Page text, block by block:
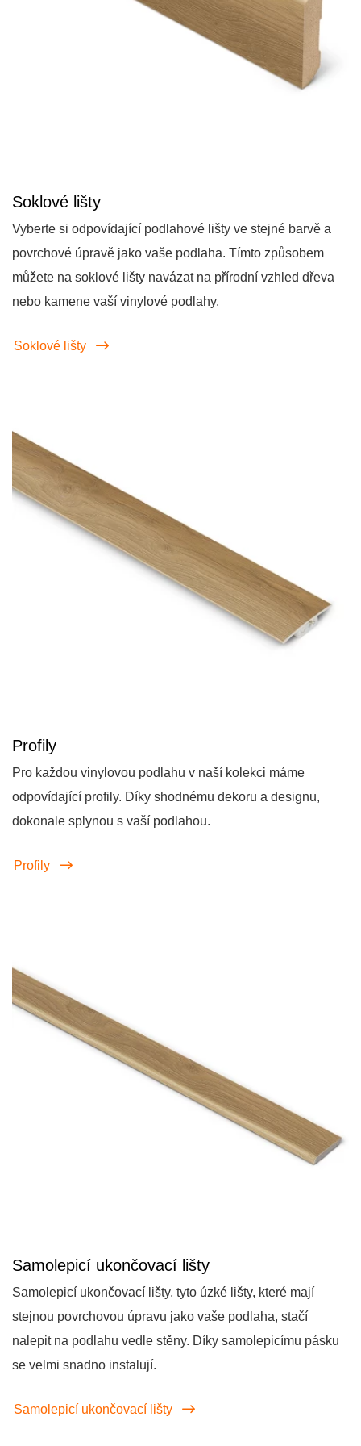
Soklové lišty
Vyberte si odpovídající podlahové lišty ve stejné barvě a
povrchové úpravě jako vaše podlaha. Tímto způsobem
můžete na soklové lišty navázat na přírodní vzhled dřeva
nebo kamene vaší vinylové podlahy.
Soklové lišty
Profily
Pro každou vinylovou podlahu v naší kolekci máme
odpovídající profily. Díky shodnému dekoru a designu,
dokonale splynou s vaší podlahou.
Profily
Samolepicí ukončovací lišty
Samolepicí ukončovací lišty, tyto úzké lišty, které mají
stejnou povrchovou úpravu jako vaše podlaha, stačí
nalepit na podlahu vedle stěny. Díky samolepicímu pásku
se velmi snadno instalují.
Samolepicí ukončovací lišty